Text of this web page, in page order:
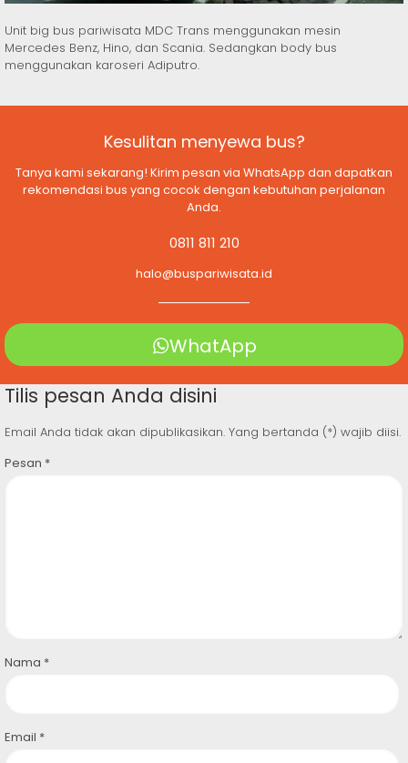
Unit big bus pariwisata MDC Trans menggunakan mesin
Mercedes Benz, Hino, dan Scania. Sedangkan body bus
menggunakan karoseri Adiputro.
Kesulitan menyewa bus?
Tanya kami sekarang! Kirim pesan via WhatsApp dan dapatkan
rekomendasi bus yang cocok dengan kebutuhan perjalanan
Anda.
0811 811 210
halo@buspariwisata.id
WhatApp
Tilis pesan Anda disini
Email Anda tidak akan dipublikasikan. Yang bertanda (*) wajib diisi.
Pesan *
Nama *
Email *